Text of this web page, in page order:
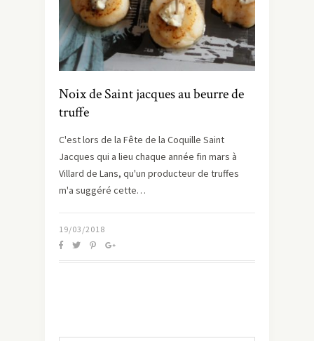
Noix de Saint jacques au beurre de
truffe
C'est lors de la Fête de la Coquille Saint
Jacques qui a lieu chaque année fin mars à
Villard de Lans, qu'un producteur de truffes
m'a suggéré cette…
19/03/2018